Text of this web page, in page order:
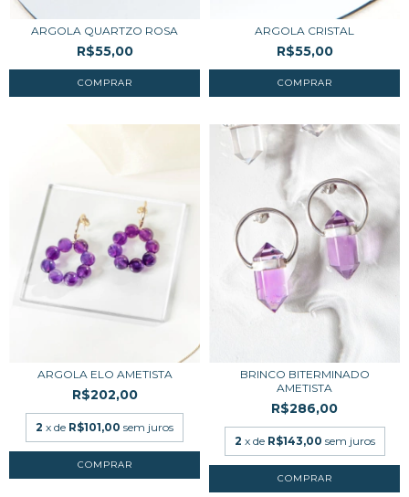
ARGOLA QUARTZO ROSA
R$55,00
ARGOLA CRISTAL
R$55,00
ARGOLA ELO AMETISTA
R$202,00
2 x de R$101,00 sem juros
BRINCO BITERMINADO
AMETISTA
R$286,00
2 x de R$143,00 sem juros